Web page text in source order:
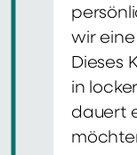
wir
Dieses
in
dauert